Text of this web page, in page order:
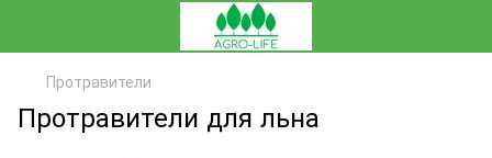
Протравители
Протравители для льна